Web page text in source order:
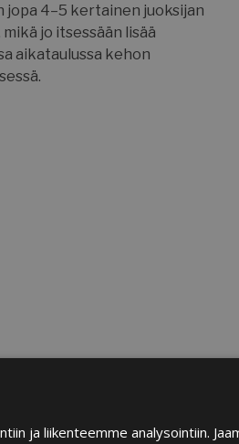
jopa 4–5 kertainen juoksijan
jo itsessään lisää
aikataulussa kehon
ja liikenteemme analysointiin.